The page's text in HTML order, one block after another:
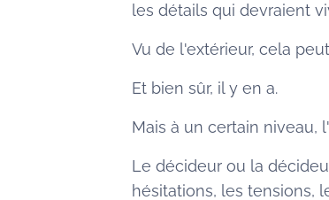
les détails qui devraient
Vu de l'extérieur, cela
Et bien sûr, il y en a.
Mais à un certain niveau,
Le décideur ou la
hésitations, les tensions,